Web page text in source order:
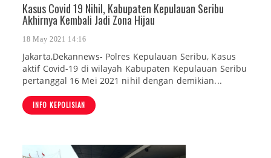
Kasus Covid 19 Nihil, Kabupaten Kepulauan Seribu
Akhirnya Kembali Jadi Zona Hijau
18 May 2021 14:16
Jakarta,Dekannews- Polres Kepulauan Seribu, Kasus
aktif Covid-19 di wilayah Kabupaten Kepulauan Seribu
pertanggal 16 Mei 2021 nihil dengan demikian...
INFO KEPOLISIAN